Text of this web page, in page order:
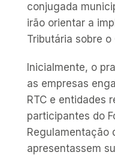
conjugada
irão orientar a
Tributária sobre o
Inicialmente, o
as empresas
RTC e entidades
participantes do
Regulamentação
apresentassem